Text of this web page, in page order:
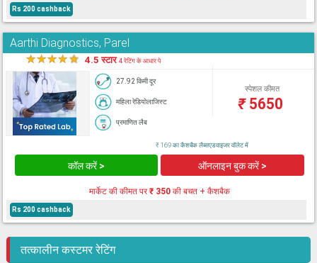
Rs 200 cashback
Aarthi Diagnostics, Parel
★★★★★ 4.5 स्टार4 रेटिंग के आधार पे
27.92 किमी दूर
महिला रेडियोलाजिस्ट
प्रमाणित लैब
स्पेशल कीमत
₹5650
₹ 169 का कैशबैक लैब्सएडवाइजर वॉलेट में
कॉल करें > ऑनलाइन बुक करें >
मार्केट की कीमत पर₹ 350की बचत + कैशबैक
Rs 200 cashback
तत्कालीन कस्टमर रेटिंग